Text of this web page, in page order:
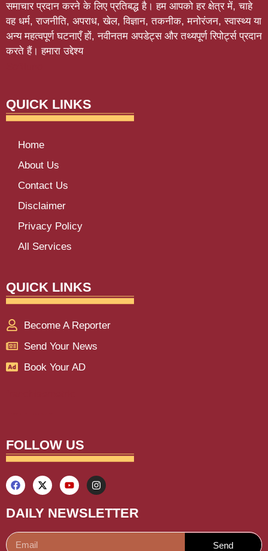
समाचार प्रदान करने के लिए प्रतिबद्ध है। हम आपको हर क्षेत्र में, चाहे
वह धर्म, राजनीति, अपराध, खेल, विज्ञान, तकनीक, मनोरंजन, स्वास्थ्य या
अन्य महत्वपूर्ण घटनाएँ हों, नवीनतम अपडेट्स और तथ्यपूर्ण रिपोर्ट्स प्रदान
करते हैं। हमारा उद्देश्य
QUICK LINKS
Home
About Us
Contact Us
Disclaimer
Privacy Policy
All Services
QUICK LINKS
Become A Reporter
Send Your News
Book Your AD
FOLLOW US
DAILY NEWSLETTER
Send